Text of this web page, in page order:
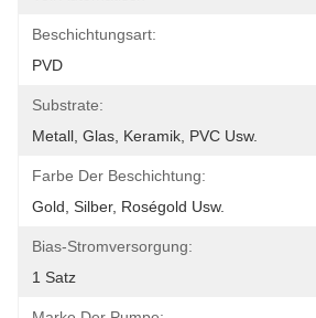
Beschichtungsart:
PVD
Substrate:
Metall, Glas, Keramik, PVC Usw.
Farbe Der Beschichtung:
Gold, Silber, Roségold Usw.
Bias-Stromversorgung:
1 Satz